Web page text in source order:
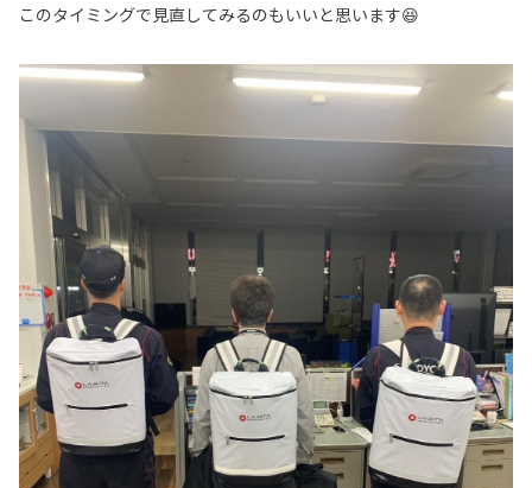
このタイミングで見直してみるのもいいと思います😆